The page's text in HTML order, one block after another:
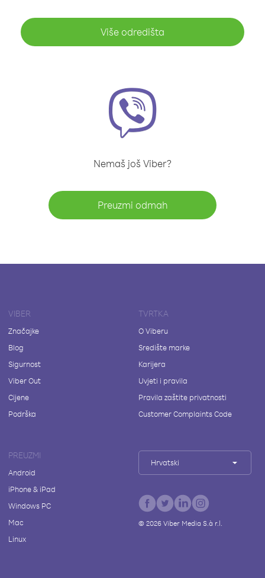
Više odredišta
Nemaš još Viber?
Preuzmi odmah
VIBER
Značajke
Blog
Sigurnost
Viber Out
Cijene
Podrška
TVRTKA
O Viberu
Središte marke
Karijera
Uvjeti i pravila
Pravila zaštite privatnosti
Customer Complaints Code
PREUZMI
Android
iPhone & iPad
Windows PC
Mac
Linux
Hrvatski
© 2026Viber Media S.à r.l.